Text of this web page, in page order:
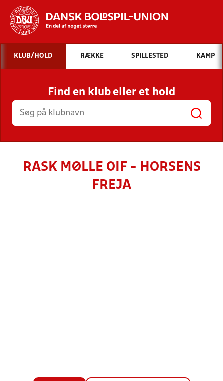
Hvad vil du søge efter?
INDHOLD OG NYHEDER
STILLINGER, RESULTATER, KLUBBER OG
HOLD
KLUB/HOLD RÆKKE SPILLESTED KAMP
Find en klub eller et hold
RASK MØLLE OIF - HORSENS
FREJA